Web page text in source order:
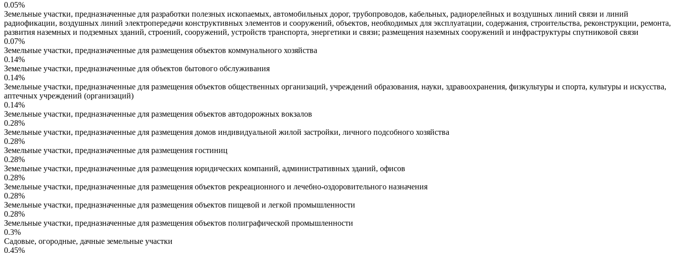
0.05%
Земельные участки, предназначенные для разработки полезных ископаемых, автомобильных дорог, трубопроводов, кабельных, радиорелейных и воздушных линий связи и линий
радиофикации, воздушных линий электропередачи конструктивных элементов и сооружений, объектов, необходимых для эксплуатации, содержания, строительства, реконструкции, ремонта,
развития наземных и подземных зданий, строений, сооружений, устройств транспорта, энергетики и связи; размещения наземных сооружений и инфраструктуры спутниковой связи
0.07%
Земельные участки, предназначенные для размещения объектов коммунального хозяйства
0.14%
Земельные участки, предназначенные для объектов бытового обслуживания
0.14%
Земельные участки, предназначенные для размещения объектов общественных организаций, учреждений образования, науки, здравоохранения, физкультуры и спорта, культуры и искусства,
аптечных учреждений (организаций)
0.14%
Земельные участки, предназначенные для размещения объектов автодорожных вокзалов
0.28%
Земельные участки, предназначенные для размещения домов индивидуальной жилой застройки, личного подсобного хозяйства
0.28%
Земельные участки, предназначенные для размещения гостиниц
0.28%
Земельные участки, предназначенные для размещения юридических компаний, административных зданий, офисов
0.28%
Земельные участки, предназначенные для размещения объектов рекреационного и лечебно-оздоровительного назначения
0.28%
Земельные участки, предназначенные для размещения объектов пищевой и легкой промышленности
0.28%
Земельные участки, предназначенные для размещения объектов полиграфической промышленности
0.3%
Садовые, огородные, дачные земельные участки
0.45%